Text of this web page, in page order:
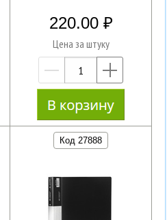
220.00
Цена за штуку
—
Код 27888